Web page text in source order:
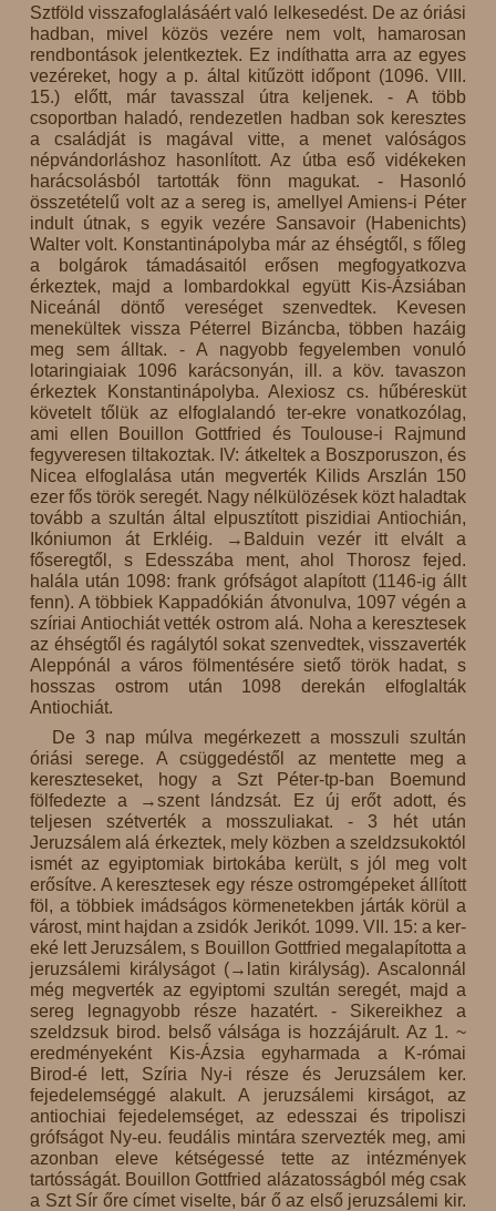
Sztföld visszafoglalásáért való lelkesedést. De az óriási
hadban, mivel közös vezére nem volt, hamarosan
rendbontások jelentkeztek. Ez indíthatta arra az egyes
vezéreket, hogy a p. által kitűzött időpont (1096. VIII.
15.) előtt, már tavasszal útra keljenek. - A több
csoportban haladó, rendezetlen hadban sok keresztes
a családját is magával vitte, a menet valóságos
népvándorláshoz hasonlított. Az útba eső vidékeken
harácsolásból tartották fönn magukat. - Hasonló
összetételű volt az a sereg is, amellyel Amiens-i Péter
indult útnak, s egyik vezére Sansavoir (Habenichts)
Walter volt. Konstantinápolyba már az éhségtől, s főleg
a bolgárok támadásaitól erősen megfogyatkozva
érkeztek, majd a lombardokkal együtt Kis-Ázsiában
Niceánál döntő vereséget szenvedtek. Kevesen
menekültek vissza Péterrel Bizáncba, többen hazáig
meg sem álltak. - A nagyobb fegyelemben vonuló
lotaringiaiak 1096 karácsonyán, ill. a köv. tavaszon
érkeztek Konstantinápolyba. Alexiosz cs. hűbéresküt
követelt tőlük az elfoglalandó ter-ekre vonatkozólag,
ami ellen Bouillon Gottfried és Toulouse-i Rajmund
fegyveresen tiltakoztak. IV: átkeltek a Boszporuszon, és
Nicea elfoglalása után megverték Kilids Arszlán 150
ezer fős török seregét. Nagy nélkülözések közt haladtak
tovább a szultán által elpusztított piszidiai Antiochián,
Ikóniumon át Erkléig. →Balduin vezér itt elvált a
főseregtől, s Edesszába ment, ahol Thorosz fejed.
halála után 1098: frank grófságot alapított (1146-ig állt
fenn). A többiek Kappadókián átvonulva, 1097 végén a
szíriai Antiochiát vették ostrom alá. Noha a keresztesek
az éhségtől és ragálytól sokat szenvedtek, visszaverték
Aleppónál a város fölmentésére siető török hadat, s
hosszas ostrom után 1098 derekán elfoglalták
Antiochiát.
De 3 nap múlva megérkezett a mosszuli szultán
óriási serege. A csüggedéstől az mentette meg a
kereszteseket, hogy a Szt Péter-tp-ban Boemund
fölfedezte a →szent lándzsát. Ez új erőt adott, és
teljesen szétverték a mosszuliakat. - 3 hét után
Jeruzsálem alá érkeztek, mely közben a szeldzsukoktól
ismét az egyiptomiak birtokába került, s jól meg volt
erősítve. A keresztesek egy része ostromgépeket állított
föl, a többiek imádságos körmenetekben járták körül a
várost, mint hajdan a zsidók Jerikót. 1099. VII. 15: a ker-
eké lett Jeruzsálem, s Bouillon Gottfried megalapította a
jeruzsálemi királyságot (→latin királyság). Ascalonnál
még megverték az egyiptomi szultán seregét, majd a
sereg legnagyobb része hazatért. - Sikereikhez a
szeldzsuk birod. belső válsága is hozzájárult. Az 1. ~
eredményeként Kis-Ázsia egyharmada a K-római
Birod-é lett, Szíria Ny-i része és Jeruzsálem ker.
fejedelemséggé alakult. A jeruzsálemi kirságot, az
antiochiai fejedelemséget, az edesszai és tripoliszi
grófságot Ny-eu. feudális mintára szervezték meg, ami
azonban eleve kétségessé tette az intézmények
tartósságát. Bouillon Gottfried alázatosságból még csak
a Szt Sír őre címet viselte, bár ő az első jeruzsálemi kir.